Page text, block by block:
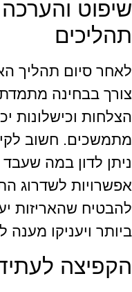
שיפוט
תהליכים
לאחר סיום תהליך
צורך בבחינה
הצלחות וכישלונות
מתמשכים. חשוב
ניתן לדון במה
אפשרויות לשדרוג
להבטיח שהאריזות
ביותר ויעניקו
הקפיצה